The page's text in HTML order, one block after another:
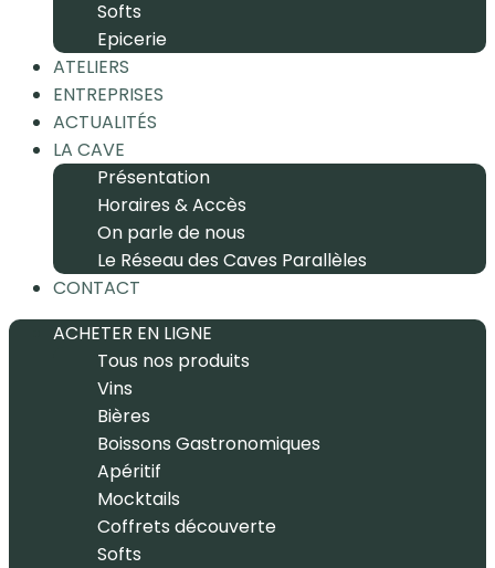
Softs
Epicerie
ATELIERS
ENTREPRISES
ACTUALITÉS
LA CAVE
Présentation
Horaires & Accès
On parle de nous
Le Réseau des Caves Parallèles
CONTACT
ACHETER EN LIGNE
Tous nos produits
Vins
Bières
Boissons Gastronomiques
Apéritif
Mocktails
Coffrets découverte
Softs